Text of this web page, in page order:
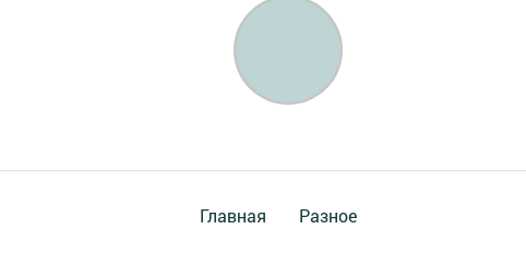
Главная Разное